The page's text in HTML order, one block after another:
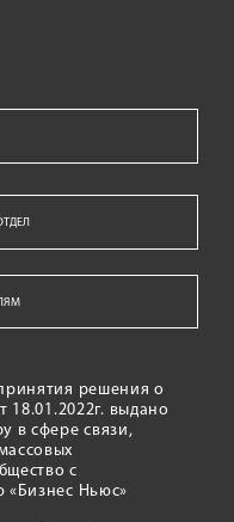
решения о
18.01.2022г. выдано
в сфере связи,
с
«Бизнес Ньюс»